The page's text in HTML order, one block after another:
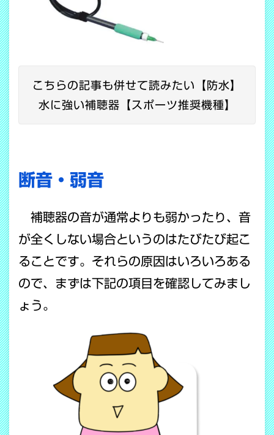
こちらの記事も併せて読みたい【防水】
水に強い補聴器【スポーツ推奨機種】
断音・弱音
補聴器の音が通常よりも弱かったり、音
が全くしない場合というのはたびたび起こ
ることです。それらの原因はいろいろある
ので、まずは下記の項目を確認してみまし
ょう。